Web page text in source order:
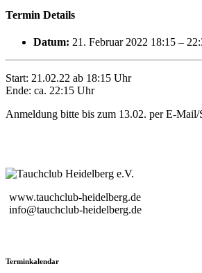
Termin Details
Datum: 21. Februar 2022 18:15 –
Start: 21.02.22 ab 18:15 Uhr
Ende: ca. 22:15 Uhr
Anmeldung bitte bis zum 13.02. per E-
www.tauchclub-heidelberg.de
info@tauchclub-heidelberg.de
Terminkalendar